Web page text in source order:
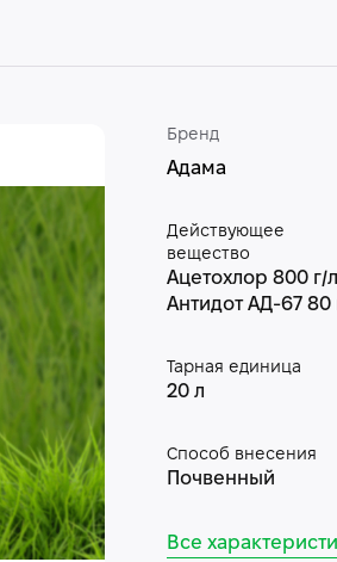
Бренд
Адама
Действующее
вещество
Ацетохлор 800 г/
Антидот АД-67 80
Тарная единица
20 л
Способ внесения
Почвенный
Все